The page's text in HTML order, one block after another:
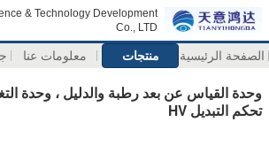
& Technology Development
Co., LTD
الصفحة الرئيسية منتجات معلومات عنا
وحدة القياس عن بعد رطبة والدليل ، وحدة
تحكم التبديل HV